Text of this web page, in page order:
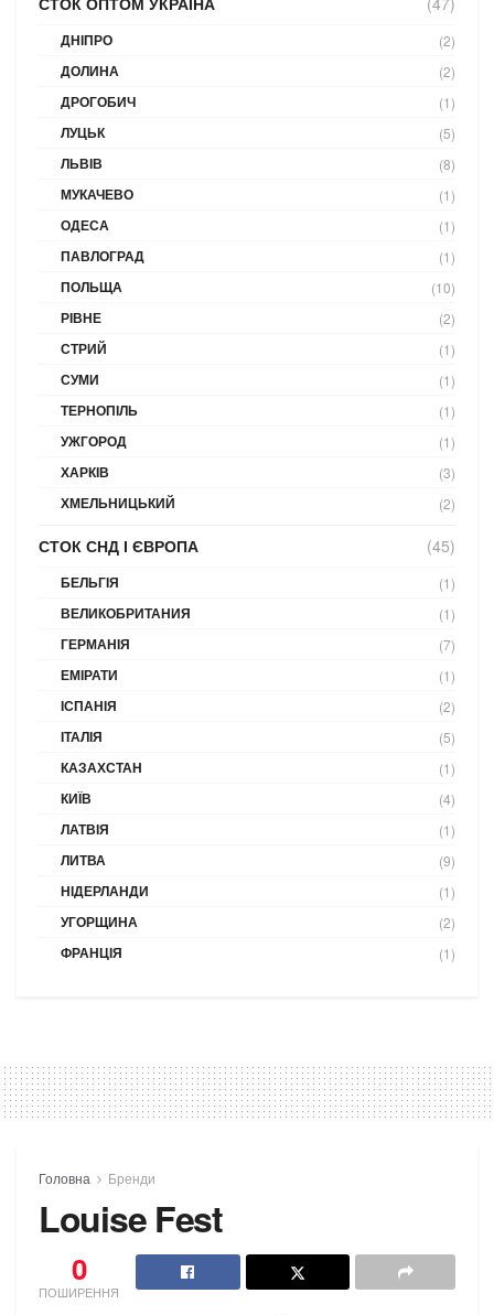
ДНІПРО (2)
ДОЛИНА (2)
ДРОГОБИЧ (1)
ЛУЦЬК (5)
ЛЬВІВ (8)
МУКАЧЕВО (1)
ОДЕСА (1)
ПАВЛОГРАД (1)
ПОЛЬЩА (10)
РІВНЕ (2)
СТРИЙ (1)
СУМИ (1)
ТЕРНОПІЛЬ (1)
УЖГОРОД (1)
ХАРКІВ (3)
ХМЕЛЬНИЦЬКИЙ (2)
СТОК СНД І ЄВРОПА (45)
БЕЛЬГІЯ (1)
ВЕЛИКОБРИТАНИЯ (1)
ГЕРМАНІЯ (7)
ЕМІРАТИ (1)
ІСПАНІЯ (2)
ІТАЛІЯ (5)
КАЗАХСТАН (1)
КИЇВ (4)
ЛАТВІЯ (1)
ЛИТВА (9)
НІДЕРЛАНДИ (1)
УГОРЩИНА (2)
ФРАНЦІЯ (1)
Головна Бренди
Louise Fest
0
ПОШИРЕННЯ